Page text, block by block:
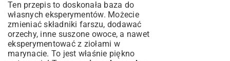
Ten przepis to doskonała baza do
własnych eksperymentów. Możecie
zmieniać składniki farszu, dodawać
orzechy, inne suszone owoce, a nawet
eksperymentować z ziołami w
marynacie. To jest właśnie piękno